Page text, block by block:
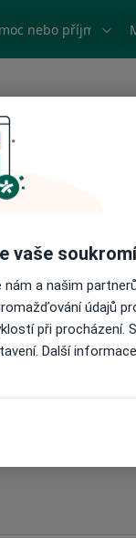
nebo příjmení
vaše soukromí
nám a našim
údajů
při
Další